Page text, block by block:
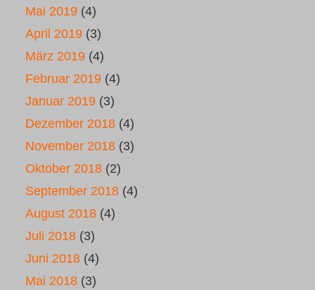
Mai 2019 (4)
April 2019 (3)
März 2019 (4)
Februar 2019 (4)
Januar 2019 (3)
Dezember 2018 (4)
November 2018 (3)
Oktober 2018 (2)
September 2018 (4)
August 2018 (4)
Juli 2018 (3)
Juni 2018 (4)
Mai 2018 (3)